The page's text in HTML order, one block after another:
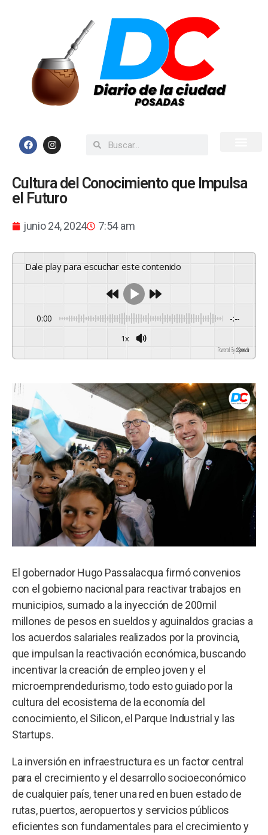
Cultura del Conocimiento que Impulsa
el Futuro
junio 24, 2024 7:54 am
Dale play para escuchar este contenido
0:00 -:--
1x
Powered By GSpeech
El gobernador Hugo Passalacqua firmó convenios
con el gobierno nacional para reactivar trabajos en
municipios, sumado a la inyección de 200mil
millones de pesos en sueldos y aguinaldos gracias a
los acuerdos salariales realizados por la provincia,
que impulsan la reactivación económica, buscando
incentivar la creación de empleo joven y el
microemprendedurismo, todo esto guiado por la
cultura del ecosistema de la economía del
conocimiento, el Silicon, el Parque Industrial y las
Startups.
La inversión en infraestructura es un factor central
para el crecimiento y el desarrollo socioeconómico
de cualquier país, tener una red en buen estado de
rutas, puertos, aeropuertos y servicios públicos
eficientes son fundamentales para el crecimiento y